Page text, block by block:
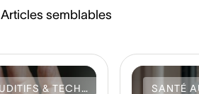
Articles semblables
APPAREILS AUDITIFS & TECHNOLOGIE SANTÉ